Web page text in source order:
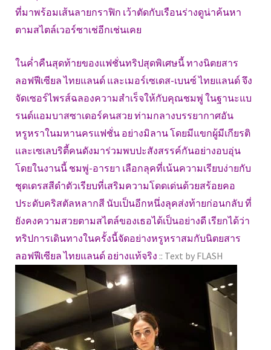
ที่มาพร้อมเส้นลายกราฟิก เว้าตัดกับเรือนร่างดูน่าค้นหา
ตามสไตล์เวอร์ซาเช่อีกเช่นเคย
ในค่ำคืนสุดท้ายของแฟชั่นทริปสุดพิเศษนี้ ทางนิตยสาร
ลอฟฟีเซียล ไทยแลนด์ และเมอร์เซเดส-เบนซ์ ไทยแลนด์ จึง
จัดเซอร์ไพรส์ฉลองความสำเร็จให้กับคุณชมพู่ ในฐานะแบ
รนด์แอมบาสซาเดอร์คนสวย ท่ามกลางบรรยากาศอัน
หรูหราในมหานครแฟชั่น อย่างมิลาน โดยมีแขกผู้มีเกียรติ
และเซเลบริตี้คนดังมาร่วมพบปะสังสรรค์กันอย่างอบอุ่น
โดยในงานนี้ ชมพู่-อารยา เลือกลุคที่เน้นความเรียบง่ายกับ
ชุดเดรสสีดำตัวเรียบที่เสริมความโดดเด่นด้วยสร้อยคอ
ประดับคริสตัลหลากสี นับเป็นอีกหนึ่งลุคส่งท้ายก่อนกลับ ที่
ยังคงความสวยตามสไตล์ของเธอได้เป็นอย่างดี เรียกได้ว่า
ทริปการเดินทางในครั้งนี้จัดอย่างหรูหราสมกับนิตยสาร
ลอฟฟีเซียล ไทยแลนด์ อย่างแท้จริง :: Text by FLASH